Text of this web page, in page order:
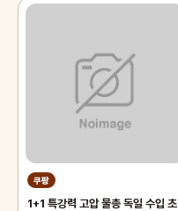
쿠팡
1+1 특강력 고압 물총 독일 수입 초